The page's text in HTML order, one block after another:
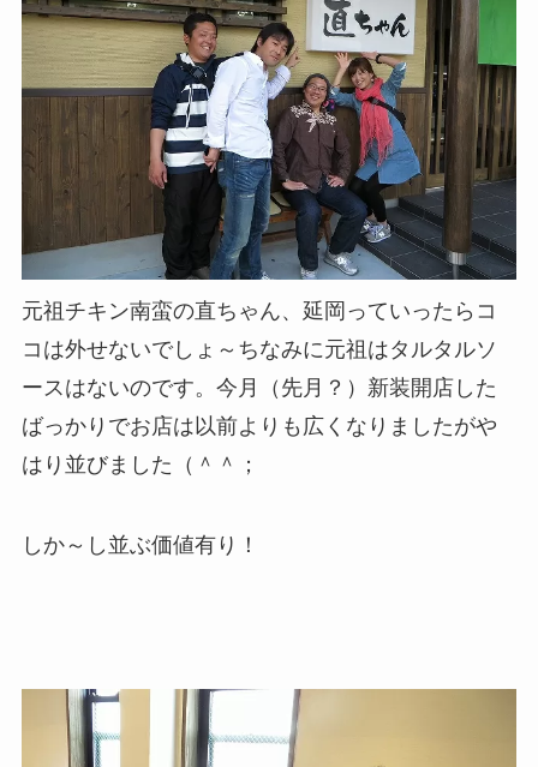
元祖チキン南蛮の直ちゃん、延岡っていったらコ
コは外せないでしょ～ちなみに元祖はタルタルソ
ースはないのです。今月（先月？）新装開店した
ばっかりでお店は以前よりも広くなりましたがや
はり並びました（＾＾；
しか～し並ぶ価値有り！